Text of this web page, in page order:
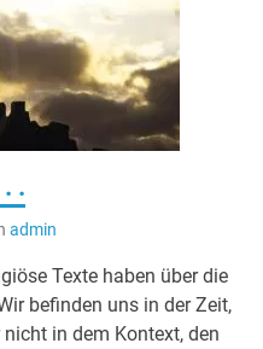
.
admin
Texte haben über die
befinden uns in der Zeit,
in dem Kontext, den